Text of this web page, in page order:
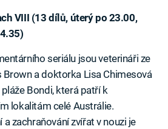
VIII (13 dílů, úterý po 23.00,
seriálu jsou veterináři ze
a doktorka Lisa Chimesová
Bondi, která patří k
lokalitám celé Austrálie.
zachraňování zvířat v nouzi je